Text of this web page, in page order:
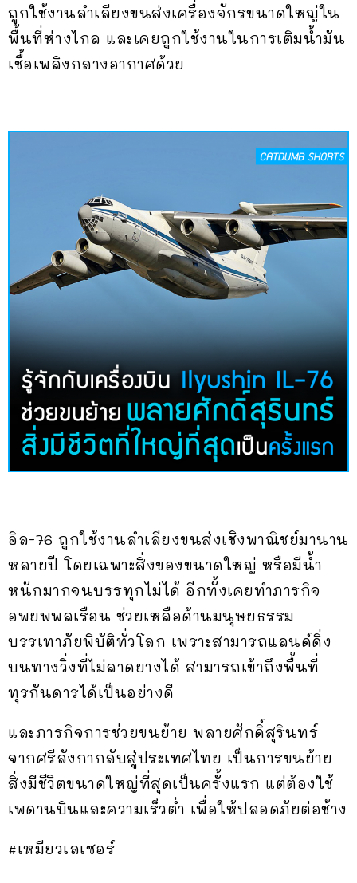
ถูกใช้งานลำเลียงขนส่งเครื่องจักรขนาดใหญ่ใน
พื้นที่ห่างไกล และเคยถูกใช้งานในการเติมน้ำมัน
เชื้อเพลิงกลางอากาศด้วย
อิล-76 ถูกใช้งานลำเลียงขนส่งเชิงพาณิชย์มานาน
หลายปี โดยเฉพาะสิ่งของขนาดใหญ่ หรือมีน้ำ
หนักมากจนบรรทุกไม่ได้ อีกทั้งเคยทำภารกิจ
อพยพพลเรือน ช่วยเหลือด้านมนุษยธรรม
บรรเทาภัยพิบัติทั่วโลก เพราะสามารถแลนด์ดิ่ง
บนทางวิ่งที่ไม่ลาดยางได้ สามารถเข้าถึงพื้นที่
ทุรกันดารได้เป็นอย่างดี
และภารกิจการช่วยขนย้าย พลายศักดิ์สุรินทร์
จากศรีลังกากลับสู่ประเทศไทย เป็นการขนย้าย
สิ่งมีชีวิตขนาดใหญ่ที่สุดเป็นครั้งแรก แต่ต้องใช้
เพดานบินและความเร็วต่ำ เพื่อให้ปลอดภัยต่อช้าง
#เหมียวเลเซอร์